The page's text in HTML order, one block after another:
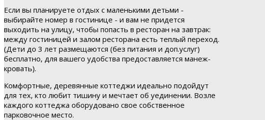
Если вы планируете отдых с маленькими детьми -
выбирайте номер в гостинице - и вам не придется
выходить на улицу, чтобы попасть в ресторан на завтрак:
между гостиницей и залом ресторана есть теплый переход.
(Дети до 3 лет размещаются (без питания и доп.услуг)
бесплатно, для вашего удобства предоставляется манеж-
кровать).
Комфортные, деревянные коттеджи идеально подойдут
для тех, кто любит тишину и мечтает об уединении. Возле
каждого коттеджа оборудовано свое собственное
парковочное место.